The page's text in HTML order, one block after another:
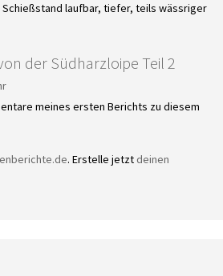
Schießstand laufbar, tiefer, teils wässriger
der Südharzloipe Teil 2
meines ersten Berichts zu diesem
. Erstelle jetzt deinen